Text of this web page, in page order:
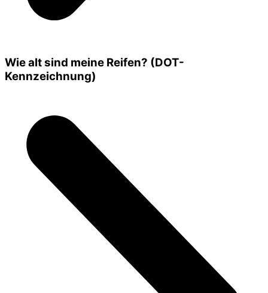
Wie alt sind meine Reifen? (DOT-
Kennzeichnung)